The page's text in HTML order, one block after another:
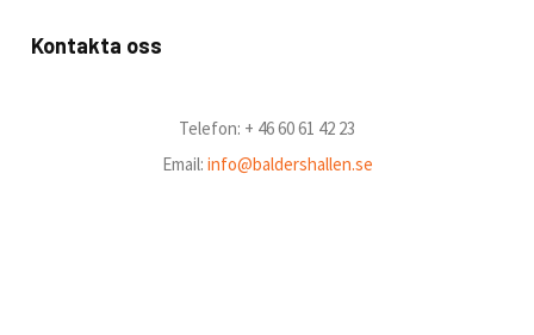
Kontakta oss
Telefon: + 46 60 61 42 23
Email: info@baldershallen.se